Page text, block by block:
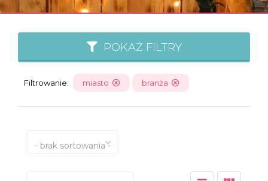
POKAŻ FILTRY
Filtrowanie: miasto branża
- brak sortowania -